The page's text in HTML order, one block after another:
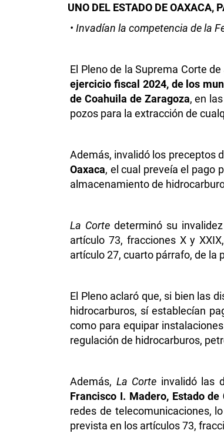
UNO DEL ESTADO DE OAXACA,
• Invadían la competencia de la
El Pleno de la Suprema Corte
ejercicio fiscal 2024, de los
de Coahuila de Zaragoza, en
pozos para la extracción de
Además, invalidó los preceptos
Oaxaca, el cual preveía el pago
almacenamiento de
La Cortedeterminó su invalidez
artículo 73, fracciones X y
artículo 27, cuarto párrafo, de la
El Pleno aclaró que, si bien las
hidrocarburos, sí establecían
como para equipar
regulación de hidrocarburos,
Además, La Corte invalidó las
Francisco I. Madero, Estado
redes de telecomunicaciones,
prevista en los artículos 73,